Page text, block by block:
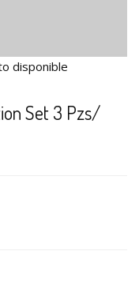
disponible
Set 3 Pzs/